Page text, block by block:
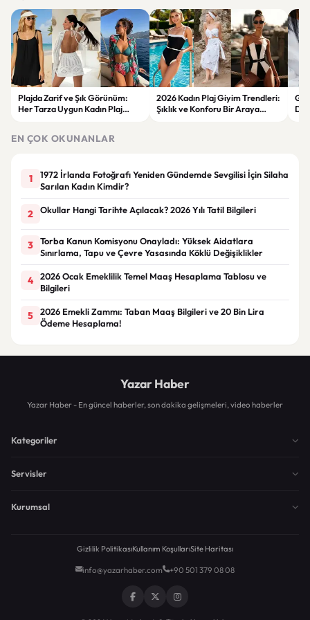
Plajda Zarif ve Şık Görünüm:
Her Tarza Uygun Kadın Plaj
2026 Kadın Plaj Giyim Trendleri:
Şıklık ve Konforu Bir Araya
EN ÇOK OKUNANLAR
1
1972 İrlanda Fotoğrafı Yeniden Gündemde Sevgilisi İçin Silaha
Sarılan Kadın Kimdir?
2 Okullar Hangi Tarihte Açılacak? 2026 Yılı Tatil Bilgileri
3
Torba Kanun Komisyonu Onayladı: Yüksek Aidatlara
Sınırlama, Tapu ve Çevre Yasasında Köklü Değişiklikler
4
2026 Ocak Emeklilik Temel Maaş Hesaplama Tablosu ve
Bilgileri
5
2026 Emekli Zammı: Taban Maaş Bilgileri ve 20 Bin Lira
Ödeme Hesaplama!
Yazar Haber
Yazar Haber - En güncel haberler, son dakika gelişmeleri, video haberler
Kategoriler
Servisler
Kurumsal
Gizlilik PolitikasıKullanım KoşullarıSite Haritası
info@yazarhaber.com +90 501 379 08 08